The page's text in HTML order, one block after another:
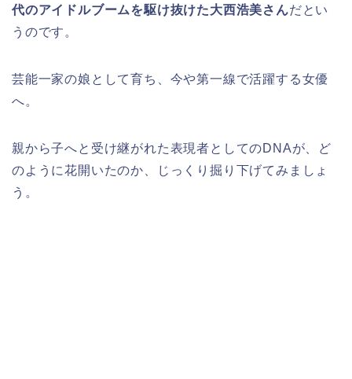
代のアイドルブームを駆け抜けた大西浩美さんだとい
うのです。
芸能一家の娘として育ち、今や第一線で活躍する女優
へ。
親から子へと受け継がれた表現者としてのDNAが、ど
のように花開いたのか、じっくり掘り下げてみましょ
う。